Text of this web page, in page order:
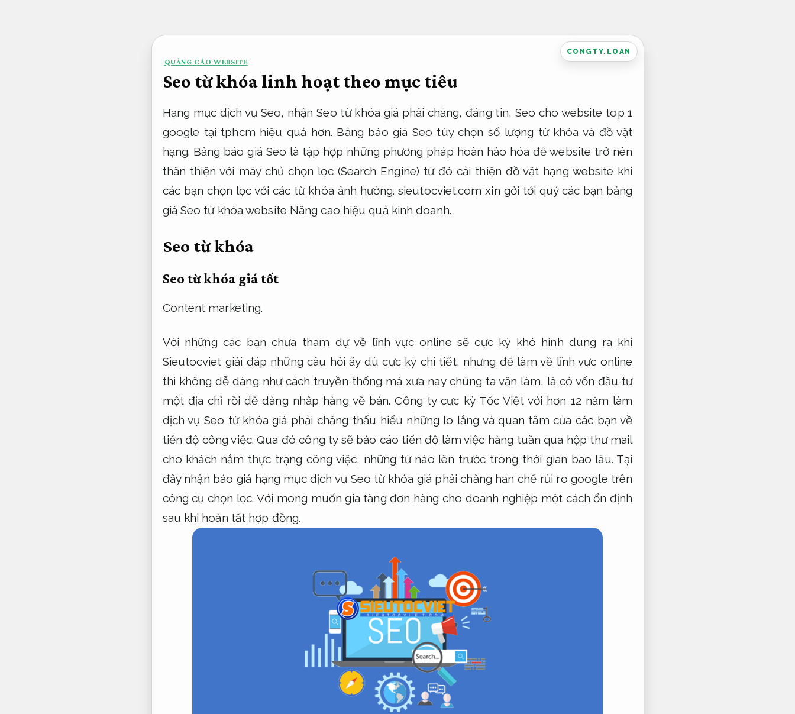
CONGTY.LOAN
QUẢNG CÁO WEBSITE
Seo từ khóa linh hoạt theo mục tiêu
Hạng mục dịch vụ Seo, nhận Seo từ khóa giá phải chăng, đáng tin, Seo cho website top 1
google tại tphcm hiệu quả hơn. Bảng báo giá Seo tùy chọn số lượng từ khóa và đồ vật
hạng. Bảng báo giá Seo là tập hợp những phương pháp hoàn hảo hóa để website trở nên
thân thiện với máy chủ chọn lọc (Search Engine) từ đó cải thiện đồ vật hạng website khi
các bạn chọn lọc với các từ khóa ảnh hưởng. sieutocviet.com xin gởi tới quý các bạn bảng
giá Seo từ khóa website Nâng cao hiệu quả kinh doanh.
Seo từ khóa
Seo từ khóa giá tốt
Content marketing.
Với những các bạn chưa tham dự về lĩnh vực online sẽ cực kỳ khó hình dung ra khi
Sieutocviet giải đáp những câu hỏi ấy dù cực kỳ chi tiết, nhưng để làm về lĩnh vực online
thì không dễ dàng như cách truyền thống mà xưa nay chúng ta vận làm, là có vốn đầu tư
một địa chỉ rồi dễ dàng nhập hàng về bán. Công ty cực kỳ Tốc Việt với hơn 12 năm làm
dịch vụ Seo từ khóa giá phải chăng thấu hiểu những lo lắng và quan tâm của các bạn về
tiến độ công việc. Qua đó công ty sẽ báo cáo tiến độ làm việc hàng tuần qua hộp thư mail
cho khách nắm thực trạng công việc, những từ nào lên trước trong thời gian bao lâu. Tại
đây nhận báo giá hạng mục dịch vụ Seo từ khóa giá phải chăng hạn chế rủi ro google trên
công cụ chọn lọc. Với mong muốn gia tăng đơn hàng cho doanh nghiệp một cách ổn định
sau khi hoàn tất hợp đồng.